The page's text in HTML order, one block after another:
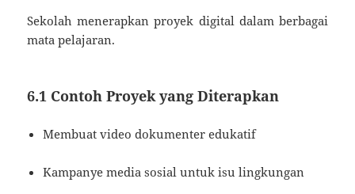
Sekolah menerapkan proyek digital dalam berbagai
mata pelajaran.
6.1 Contoh Proyek yang Diterapkan
Membuat video dokumenter edukatif
Kampanye media sosial untuk isu lingkungan